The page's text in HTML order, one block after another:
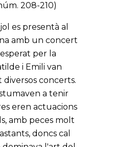
208-210)
es presentà al
amb un concert
per la
i Emili van
concerts.
a tenir
eren actuacions
amb peces molt
doncs cal